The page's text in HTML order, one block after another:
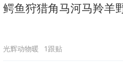
全民健身
鳄鱼狩猎角马河马羚羊
光辉动物暖 1跟贴